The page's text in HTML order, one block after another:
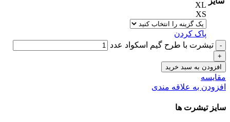
XL
XS
پاک کردن
تیشرت با طرح گیم اسکواد عدد
افزودن به سبد خرید
مقایسه
افزودن به علاقه مندی
سایز تیشرت ها